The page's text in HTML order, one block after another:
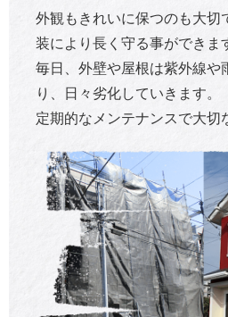
外観もきれいに保つのも大切
装により長く守る事ができま
毎日、外壁や屋根は紫外線や
り、日々劣化していきます。
定期的なメンテナンスで大切